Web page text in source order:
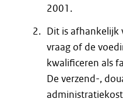
2001.
Dit is afhankelijk
vraag of de
kwalificeren als
De verzend-,